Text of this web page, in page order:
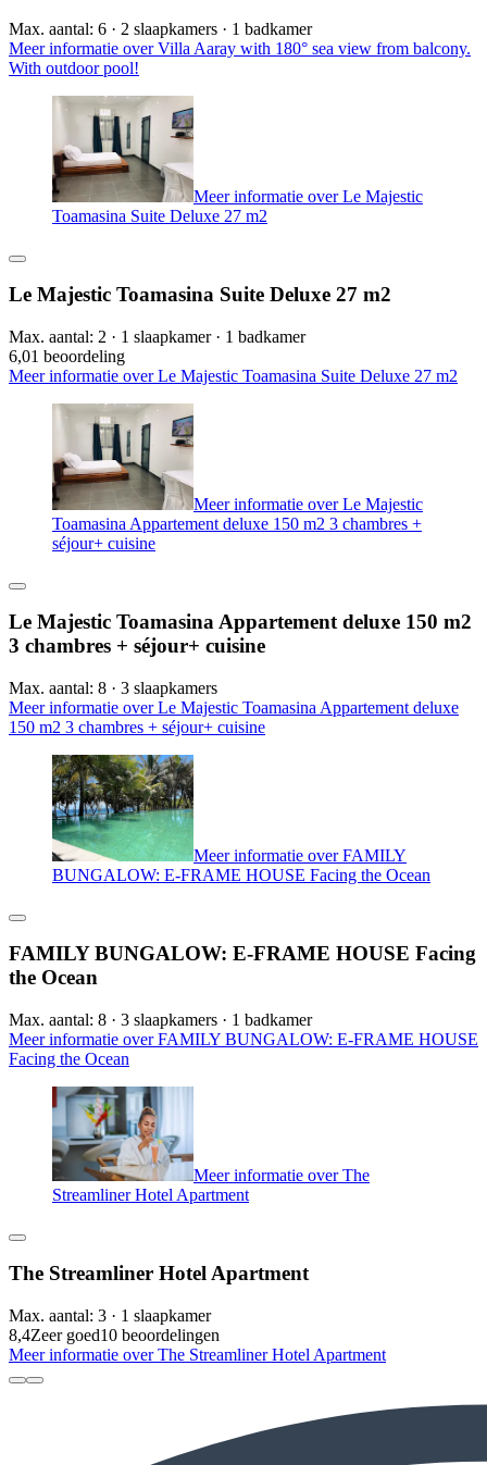
Max. aantal: 6 · 2 slaapkamers · 1 badkamer
Meer informatie over Villa Aaray with 180° sea view from balcony.
With outdoor pool!
Meer informatie over Le Majestic
Toamasina Suite Deluxe 27 m2
Le Majestic Toamasina Suite Deluxe 27 m2
Max. aantal: 2 · 1 slaapkamer · 1 badkamer
6,01 beoordeling
Meer informatie over Le Majestic Toamasina Suite Deluxe 27 m2
Meer informatie over Le Majestic
Toamasina Appartement deluxe 150 m2 3 chambres +
séjour+ cuisine
Le Majestic Toamasina Appartement deluxe 150 m2
3 chambres + séjour+ cuisine
Max. aantal: 8 · 3 slaapkamers
Meer informatie over Le Majestic Toamasina Appartement deluxe
150 m2 3 chambres + séjour+ cuisine
Meer informatie over FAMILY
BUNGALOW: E-FRAME HOUSE Facing the Ocean
FAMILY BUNGALOW: E-FRAME HOUSE Facing
the Ocean
Max. aantal: 8 · 3 slaapkamers · 1 badkamer
Meer informatie over FAMILY BUNGALOW: E-FRAME HOUSE
Facing the Ocean
Meer informatie over The
Streamliner Hotel Apartment
The Streamliner Hotel Apartment
Max. aantal: 3 · 1 slaapkamer
8,4Zeer goed10 beoordelingen
Meer informatie over The Streamliner Hotel Apartment